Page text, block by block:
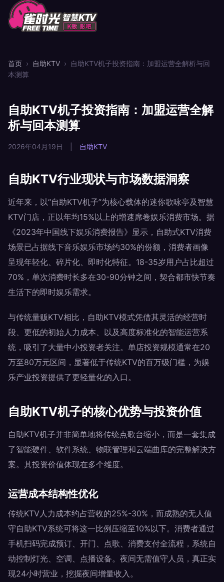
首页 › 自助KTV ›
自助KTV机子投资指南：加盟运营全解析与回
本测算
自助KTV机子投资指南：加盟运营全解
析与回本测算
2026年04月19日 自助KTV
自助KTV行业现状与市场数据洞察
近年来，以“自助KTV机子”为核心载体的迷你歌咏亭及智慧
KTV门店，正以年均15%以上的增速席卷娱乐消费市场。据
《2023年中国线下娱乐消费报告》显示，自助式KTV消费
场景已占据线下音乐娱乐市场约30%的份额，消费者画像
呈现年轻化、碎片化、即时化特征。18-35岁用户占比超过
70%，单次消费时长多在30-90分钟之间，契合都市快节奏
生活下的即时娱乐需求。
与传统量贩KTV相比，自助KTV模式凭借其灵活的经营时
段、更低的初始人力成本、以及高度标准化的智能运营系
统，吸引了大量中小投资者关注。单店投资规模通常在20
万至80万元区间，显著低于传统KTV的百万级门槛，为娱
乐产业投资提供了更轻量化的入口。
自助KTV机子的核心优势与投资价值
自助KTV机子并非简单地将传统点歌台缩小，而是一套集成
了智能硬件、软件系统、物联管理和云端曲库的完整解决方
案。其投资价值体现在多个维度。
运营成本结构性优化
传统KTV人力成本约占营收的25%-30%，而成熟的无人值
守自助KTV系统可将这一比例压缩至10%以下。消费者通过
手机扫码完成预订、开门、点歌、消费支付全流程，系统自
动控制灯光、空调、点播设备。夜间无需值守人员，真正实
现24小时营业，挖掘夜间增量收入。